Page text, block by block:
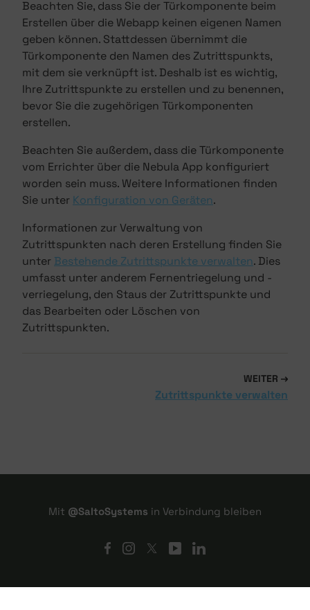
Beachten Sie, dass Sie der Türkomponente beim
Erstellen über die Webapp keinen eigenen Namen
geben können. Stattdessen übernimmt die
Türkomponente den Namen des Zutrittspunkts,
mit dem sie verknüpft ist. Deshalb ist es wichtig,
Ihre Zutrittspunkte zu erstellen und zu benennen,
bevor Sie die zugehörigen Türkomponenten
erstellen.
Beachten Sie außerdem, dass die Türkomponente
vom Errichter über die Nebula App konfiguriert
worden sein muss. Weitere Informationen finden
Sie unter Konfiguration von Geräten.
Informationen zur Verwaltung von
Zutrittspunkten nach deren Erstellung finden Sie
unter Bestehende Zutrittspunkte verwalten. Dies
umfasst unter anderem Fernentriegelung und -
verriegelung, den Staus der Zutrittspunkte und
das Bearbeiten oder Löschen von
Zutrittspunkten.
WEITER
Zutrittspunkte verwalten
Mit @SaltoSystems in Verbindung bleiben